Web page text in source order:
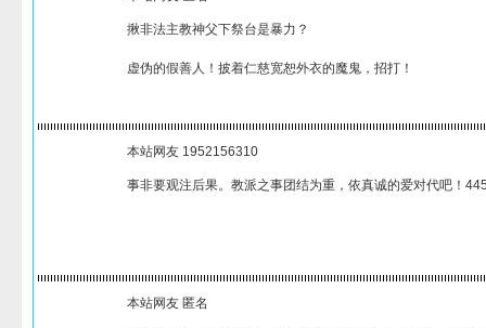
揪非法主教神父下祭台是暴力？
虚伪的假善人！披着仁慈宽恕外衣的魔鬼，招打！
本站网友 1952156310
事非要观注后果。教派之事团结为重，依真诚的爱对代吧！
本站网友 匿名